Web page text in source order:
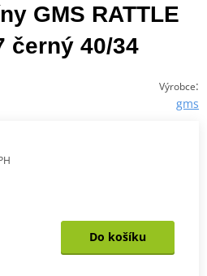
GMS RATTLE
černý 40/34
Výrobce:
gms
Do košíku